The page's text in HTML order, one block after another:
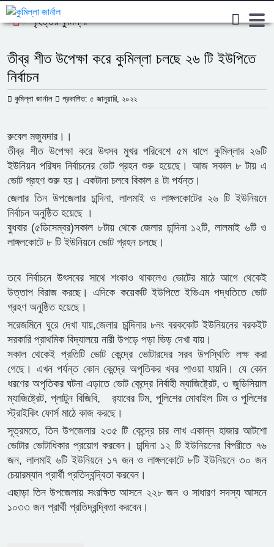
বৃহত্তর কুমিল্লা
তীব্র শীত উপেক্ষা করে কুমিল্লা চলছে ২৬ টি ইউপিতে
নির্বাচন
কুমিল্লা জার্নাল প্রকাশিত: ৫ জানুয়ারি, ২০২২
রুবেল মজুমদার।।
তীব্র শীত উপেক্ষা করে উৎসব মুখর পরিবেশে ৫ম ধাপে কুমিল্লার ২৬টি
ইউনিয়ন পরিষদ নির্বাচনের ভোট গ্রহন শুরু হয়েছে। আজ সকাল ৮ টায় এ
ভোট গ্রহণ শুরু হয়। একটানা চলবে বিকাল ৪ টা পর্যন্ত।
জেলার তিন উপজেলার চান্দিনা, লালমাই ও লাঙ্গলকোটের ২৬ টি ইউনিয়নে
নির্বাচন অনুষ্ঠিত হয়েছে ।
বুধবার (৫ডিসেম্বর)সকাল ৮টায় থেকে জেলার চান্দিনা ১২টি, লালমাই ৬টি ও
লাঙ্গলকোটে ৮ টি ইউনিয়নে ভোট গ্রহন চলছে।
তবে নির্বাচনে উৎসবের সাথে শংকাও থাকলেও ভোটের মাঠে আগে থেকেই
উত্তাপ বিরাজ করছে। এদিকে কয়েকটি ইউপিতে ইভিএম পদ্ধতিতে ভোট
গ্রহণ অনুষ্ঠিত হয়েছে।
সরেজমিনে ঘুরে দেখা যায়,জেলার চান্দিনার ৮নং বরককোট ইউনিয়নের বরকইট
সরকারি প্রাথমিক বিদ্যালয়ে নারী উপড়ে পড়া ভিড় দেখা যায়।
সকাল থেকেই প্রতিটি ভোট কেন্দ্রে ভোটারদের সরব উপস্থিতি লক্ষ করা
গেছে। এখন পর্যন্ত কোন কেন্দ্রে অপৃতিকর খবর পাওয়া যায়নি। যে কোন
ধরণের অপৃতিকর ঘটনা এড়াতে ভোট কেন্দ্রে নির্বাহী ম্যাজিষ্ট্রেট, ৩ জুডিসিয়াল
ম্যাজিষ্ট্রেট, প্লাটুন বিজিবি, র‍্যাবের টিম, পুলিশের মোবাইল টিম ও পুলিশের
স্ট্রাইকিং ফোর্স মাঠে কাজ করছে।
সূত্রমতে, তিন উপজেলার ২৩৫ টি কেন্দ্রে চার লাখ একান্ন হাজার আটশো
ভোটার ভোটাধিকার প্রয়োগ করবেন। চান্দিনা ১২ টি ইউনিয়নের বিপরীতে ৭৬
জন, লালমাই ৬টি ইউনিয়নে ১৭ জন ও লাঙ্গলকোটে ৮টি ইউনিয়নে ৩০ জন
চেয়ারম্যান প্রার্থী প্রতিদ্বন্দ্বিতা করবেন।
এছাড়া তিন উপজেলায় সংরক্ষিত আসনে ২২৮ জন ও সাধারণ সদস্য আসনে
১০৩৩ জন প্রার্থী প্রতিদ্বন্দ্বিতা করবেন।